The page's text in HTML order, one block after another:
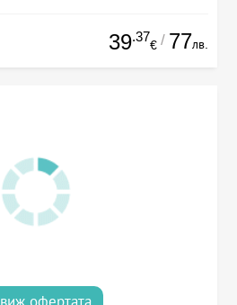
39.37
€ / 77лв.
виж офертата